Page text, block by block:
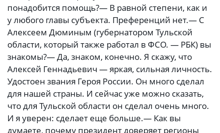
понадобится помощь?— В равной степени, как и
у любого главы субъекта. Преференций нет.— С
Алексеем Дюминым (губернатором Тульской
области, который также работал в ФСО. — РБК) вы
знакомы?— Да, знаком, конечно. Я скажу, что
Алексей Геннадьевич — яркая, сильная личность.
Удостоен звания Героя России. Он много сделал
для нашей страны. И сейчас уже можно сказать,
что для Тульской области он сделал очень много.
И я уверен: сделает еще больше.— Как вы
думаете, почему президент доверяет регионы